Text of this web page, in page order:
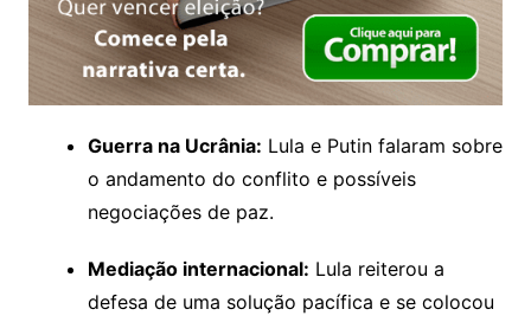
Guerra na Ucrânia: Lula e Putin falaram sobre
o andamento do conflito e possíveis
negociações de paz.
Mediação internacional: Lula reiterou a
defesa de uma solução pacífica e se colocou